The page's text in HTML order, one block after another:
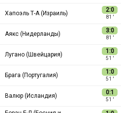
Хапоэль Т-А (Израиль) 2:0
81 ′
Аякс (Нидерланды) 3:0
81 ′
Лугано (Швейцария) 1:0
51 ′
Брага (Португалия) 1:0
51 ′
Валюр (Исландия) 0:1
51 ′